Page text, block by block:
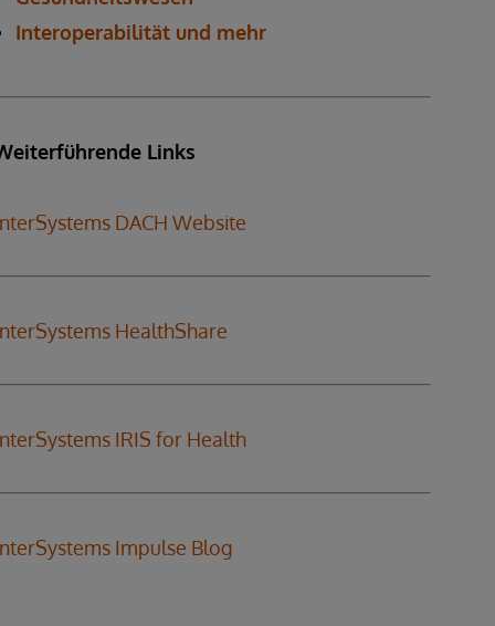
Interoperabilität und mehr
Links
DACH Website
HealthShare
IRIS for Health
Impulse Blog